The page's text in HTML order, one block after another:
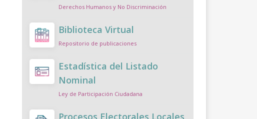
Derechos Humanos y No Discriminación
Biblioteca Virtual
Repositorio de publicaciones
Estadística del Listado
Nominal
Ley de Participación Ciudadana